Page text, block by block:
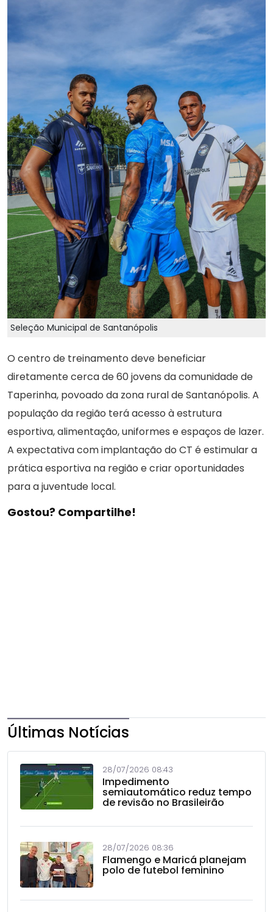
Seleção Municipal de Santanópolis
O centro de treinamento deve beneficiar
diretamente cerca de 60 jovens da comunidade de
Taperinha, povoado da zona rural de Santanópolis. A
população da região terá acesso à estrutura
esportiva, alimentação, uniformes e espaços de lazer.
A expectativa com implantação do CT é estimular a
prática esportiva na região e criar oportunidades
para a juventude local.
Gostou? Compartilhe!
Últimas Notícias
28/07/2026 08:43
Impedimento
semiautomático reduz tempo
de revisão no Brasileirão
28/07/2026 08:36
Flamengo e Maricá planejam
polo de futebol feminino